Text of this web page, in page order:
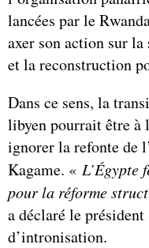
lancées par le
axer son action sur
et la reconstruction
Dans ce sens, la
libyen pourrait être à
ignorer la refonte de
Kagame. « L’Égypte
pour la réforme
a déclaré le
d’intronisation.